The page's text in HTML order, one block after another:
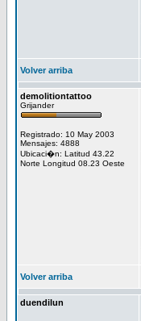
Volver arriba
demolitiontattoo
Grijander
Registrado: 10 May 2003
Mensajes: 4888
Ubicaci�n: Latitud 43.22
Norte Longitud 08.23 Oeste
Volver arriba
duendilun